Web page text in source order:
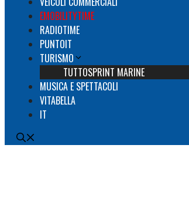
EMOBILITYTIME
RADIOTIME
PUNTOIT
TURISMO
TUTTOSPRINT MARINE
MUSICA E SPETTACOLI
VITABELLA
IT